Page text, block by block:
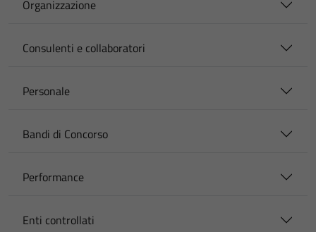
Organizzazione
Consulenti e collaboratori
Personale
Bandi di Concorso
Performance
Enti controllati